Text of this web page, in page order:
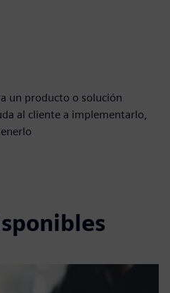
un producto o solución
al cliente a implementarlo,